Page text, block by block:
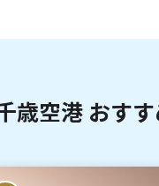
歳空港 おす